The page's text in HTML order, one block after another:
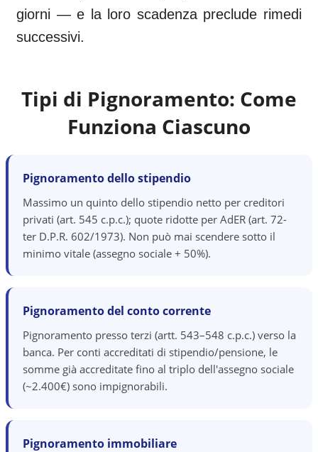
giorni — e la loro scadenza preclude rimedi
successivi.
Tipi di Pignoramento: Come
Funziona Ciascuno
Pignoramento dello stipendio
Massimo un quinto dello stipendio netto per creditori
privati (art. 545 c.p.c.); quote ridotte per AdER (art. 72-
ter D.P.R. 602/1973). Non può mai scendere sotto il
minimo vitale (assegno sociale + 50%).
Pignoramento del conto corrente
Pignoramento presso terzi (artt. 543–548 c.p.c.) verso la
banca. Per conti accreditati di stipendio/pensione, le
somme già accreditate fino al triplo dell'assegno sociale
(~2.400€) sono impignorabili.
Pignoramento immobiliare